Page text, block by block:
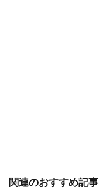
関連のおすすめ記事